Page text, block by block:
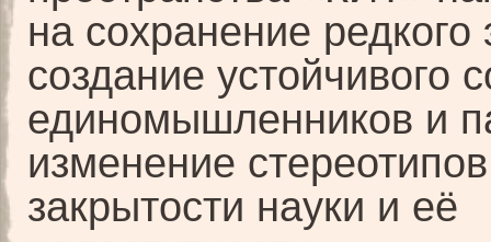
на сохранение редкого
создание устойчивого
единомышленников и
изменение
закрытости науки и её